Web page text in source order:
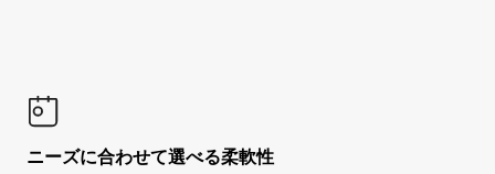
ニーズに合わせて選べる柔軟性